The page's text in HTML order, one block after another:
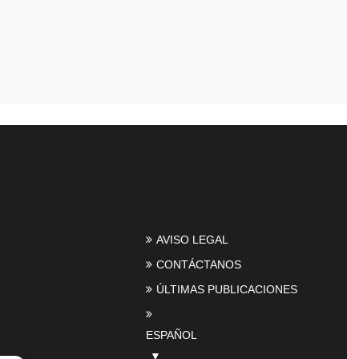
AVISO LEGAL
CONTÁCTANOS
ÚLTIMAS PUBLICACIONES
ESPAÑOL